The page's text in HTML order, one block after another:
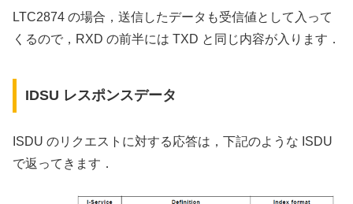
LTC2874 の場合，送信したデータも受信値として入って
くるので，RXD の前半には TXD と同じ内容が入ります．
IDSU レスポンスデータ
ISDU のリクエストに対する応答は，下記のような ISDU
で返ってきます．